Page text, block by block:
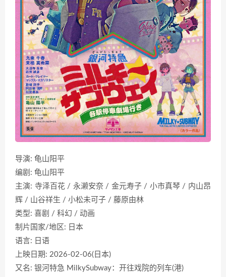
导演: 龟山阳平
编剧: 龟山阳平
主演: 寺泽百花 / 永濑安奈 / 金元寿子 / 小市真琴 / 内山昂
辉 / 山谷祥生 / 小松未可子 / 藤原由林
类型: 喜剧 / 科幻 / 动画
制片国家/地区: 日本
语言: 日语
上映日期: 2026-02-06(日本)
又名: 银河特急 MilkySubway：开往戏院的列车(港)